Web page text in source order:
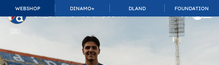
WEBSHOP DINAMO+ DLAND FOUNDATION
TOP_BAR.MembershipSuffix